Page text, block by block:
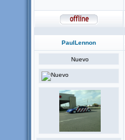
PaulLennon
Nuevo